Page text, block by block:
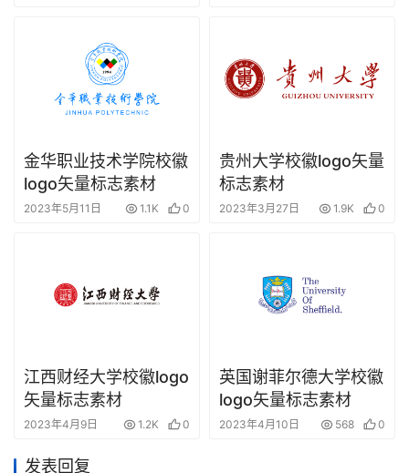
金华职业技术学院校徽
logo矢量标志素材
2023年5月11日 1.1K 0
贵州大学校徽logo矢量
标志素材
2023年3月27日 1.9K 0
江西财经大学校徽logo
矢量标志素材
2023年4月9日 1.2K 0
英国谢菲尔德大学校徽
logo矢量标志素材
2023年4月10日 568 0
发表回复